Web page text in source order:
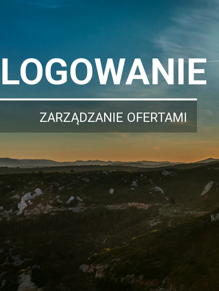
LOGOWANIE
ZARZĄDZANIE OFERTAMI